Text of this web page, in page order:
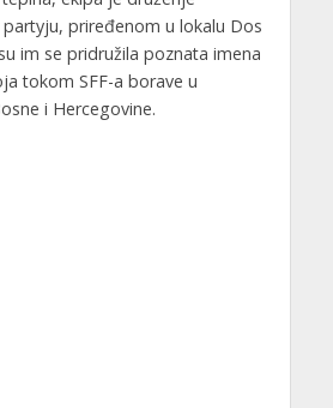
priređenom u lokalu Dos
im se pridružila poznata imena
tokom SFF-a borave u
i Hercegovine.